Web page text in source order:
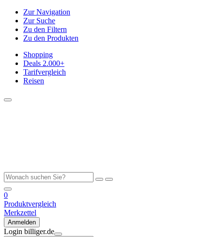
Zur Navigation
Zur Suche
Zu den Filtern
Zu den Produkten
Shopping
Deals 2.000+
Tarifvergleich
Reisen
0
Produktvergleich
Merkzettel
Anmelden
Login billiger.de